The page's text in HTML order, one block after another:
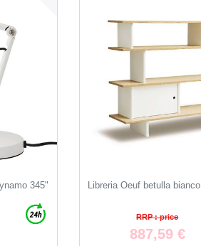
345" Libreria Oeuf betulla bianco
RRP : price
887,59 €